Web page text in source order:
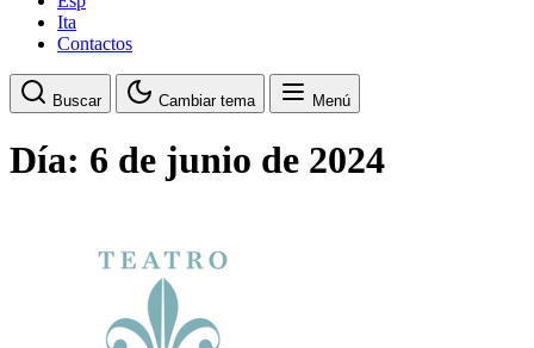
Ita
Contactos
Buscar Cambiar tema Menú
Día: 6 de junio de 2024